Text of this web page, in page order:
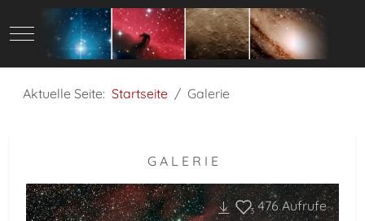
Mobile Menu Toggle
Aktuelle Seite: Startseite Galerie
G A L E R I E
3 476Aufrufe